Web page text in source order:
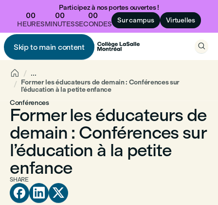
Participez à nos portes ouvertes !
00
HEURES
00
MINUTES
00
SECONDES Sur campus Virtuelles
Skip to main content
 
 ...
Former les éducateurs de demain : Conférences sur
l’éducation à la petite enfance
Conférences
Former les éducateurs de
demain : Conférences sur
l’éducation à la petite
enfance
SHARE
  